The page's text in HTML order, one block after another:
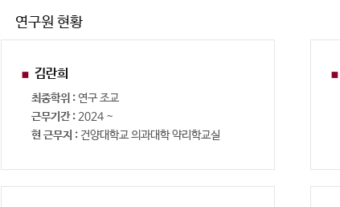
연구원 현황
김란희
최종학위 :연구 조교
근무기간 : 2024 ~
현 근무지 : 건양대학교 의과대학 약리학교실